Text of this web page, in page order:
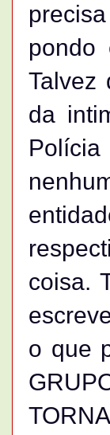
pondo
Talvez
da
coisa.
o que